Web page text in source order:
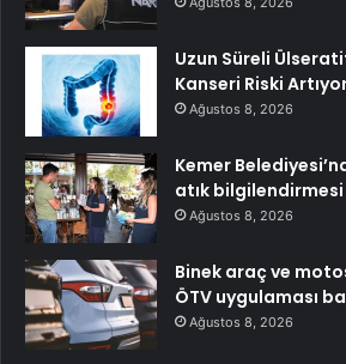
Uzun Süreli
Kanseri Riski
Ağustos 8, 2026
Kemer
atık bilgilendirmesi
Ağustos 8, 2026
Binek araç ve
ÖTV uygulaması
Ağustos 8, 2026